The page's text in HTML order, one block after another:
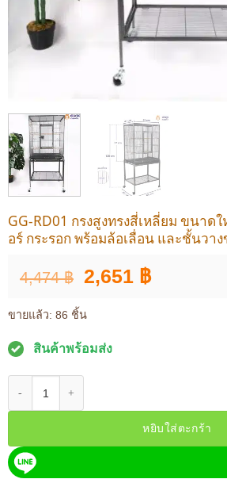
GG-RD01 กรงสูงทรงสี่เหลี่ยม ขนาด
อร์ กระรอก พร้อมล้อเลื่อน และชั้นวาง
4,474฿
Original
was:
2,651 ฿Current
ขายแล้ว: 86 ชิ้น
สินค้าพร้อมส่ง
หยิบใส่ตะกร้า